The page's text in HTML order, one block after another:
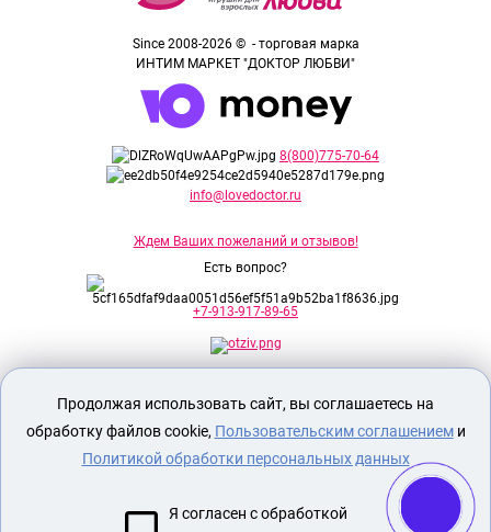
Since 2008-2026 © - торговая марка
ИНТИМ МАРКЕТ "ДОКТОР ЛЮБВИ"
8(800)775-70-64
info@lovedoctor.ru
Ждем Ваших пожеланий и отзывов!
Есть вопрос?
+7-913-917-89-65
исключительно для лиц старше 18 лет!
Евразийского соответствия.
ОПЛАТА И ДОСТАВКА
Продолжая использовать сайт, вы соглашаетесь на
обработку файлов cookie, Пользовательским соглашениеми
Политикой обработки персональных данных
Я согласен с обработкой